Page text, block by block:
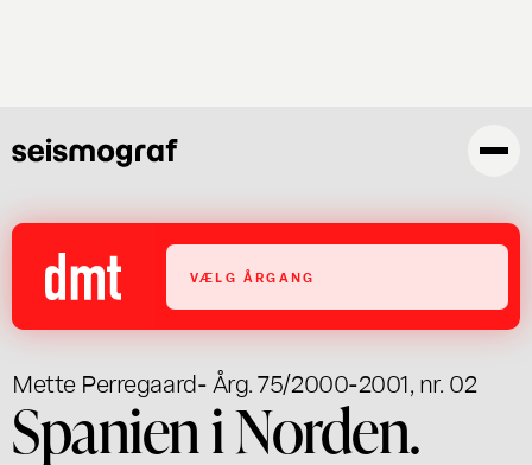
VÆLG ÅRGANG
Mette Perregaard- Årg. 75/2000-2001, nr. 02
Spanien i Norden.